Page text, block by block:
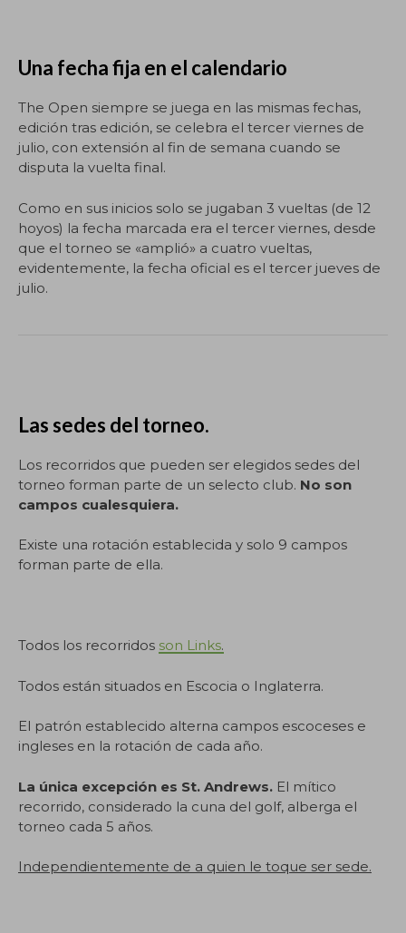
Una fecha fija en el calendario
The Open siempre se juega en las mismas fechas,
edición tras edición, se celebra el tercer viernes de
julio, con extensión al fin de semana cuando se
disputa la vuelta final.
Como en sus inicios solo se jugaban 3 vueltas (de 12
hoyos) la fecha marcada era el tercer viernes, desde
que el torneo se «amplió» a cuatro vueltas,
evidentemente, la fecha oficial es el tercer jueves de
julio.
Las sedes del torneo.
Los recorridos que pueden ser elegidos sedes del
torneo forman parte de un selecto club. No son
campos cualesquiera.
Existe una rotación establecida y solo 9 campos
forman parte de ella.
Todos los recorridos son Links.
Todos están situados en Escocia o Inglaterra.
El patrón establecido alterna campos escoceses e
ingleses en la rotación de cada año.
La única excepción es St. Andrews. El mítico
recorrido, considerado la cuna del golf, alberga el
torneo cada 5 años.
Independientemente de a quien le toque ser sede.